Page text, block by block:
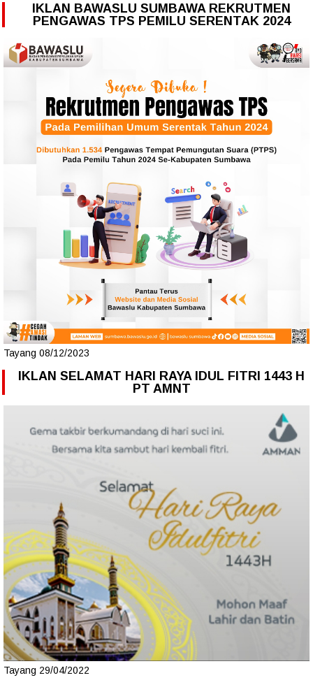
IKLAN BAWASLU SUMBAWA REKRUTMEN
PENGAWAS TPS PEMILU SERENTAK 2024
Tayang 08/12/2023
IKLAN SELAMAT HARI RAYA IDUL FITRI 1443 H
PT AMNT
Tayang 29/04/2022